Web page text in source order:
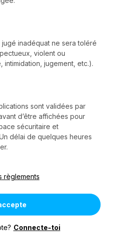
inadéquat ne sera toléré
violent ou
intimidation, jugement, etc.).
sont validées par
d’être affichées pour
sécuritaire et
délai de quelques heures
règlements
Connecte-toi